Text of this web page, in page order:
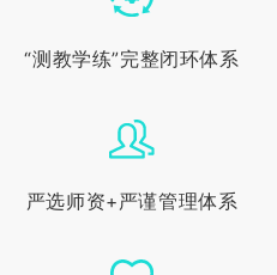
“测教学练”完整闭环体系
严选师资+严谨管理体系